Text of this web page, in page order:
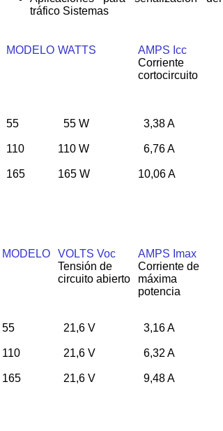
tráfico Sistemas
MODELO WATTS
AMPS Icc
Corriente
cortocircuito
VOLTS Voc
Tensión de
circuito abierto
AMPS Imax
Corriente de
máxima
potencia
55
110
165
55 W
110 W
165 W
3,38 A
6,76 A
10,06 A
21,6 V
21,6 V
21,6 V
3,16 A
6,32 A
9,48 A
MODELO
55
110
165